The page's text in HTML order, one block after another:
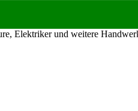
Elektriker und weitere